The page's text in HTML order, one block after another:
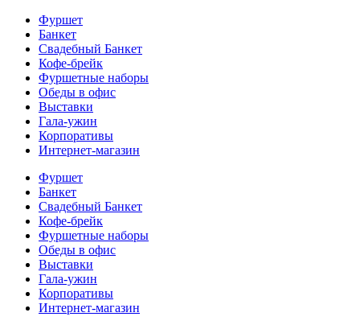
Фуршет
Банкет
Свадебный Банкет
Кофе-брейк
Фуршетные наборы
Обеды в офис
Выставки
Гала-ужин
Корпоративы
Интернет-магазин
Фуршет
Банкет
Свадебный Банкет
Кофе-брейк
Фуршетные наборы
Обеды в офис
Выставки
Гала-ужин
Корпоративы
Интернет-магазин